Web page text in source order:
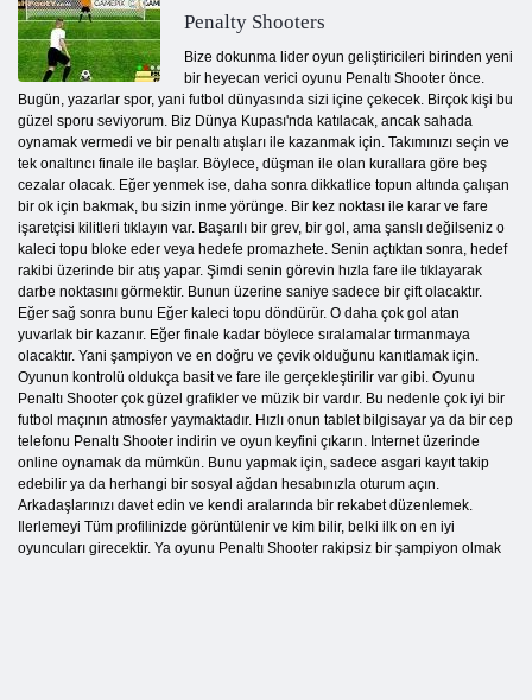
Penalty Shooters
Bize dokunma lider oyun geliştiricileri birinden yeni
bir heyecan verici oyunu Penaltı Shooter önce.
Bugün, yazarlar spor, yani futbol dünyasında sizi içine çekecek. Birçok kişi bu
güzel sporu seviyorum. Biz Dünya Kupası'nda katılacak, ancak sahada
oynamak vermedi ve bir penaltı atışları ile kazanmak için. Takımınızı seçin ve
tek onaltıncı finale ile başlar. Böylece, düşman ile olan kurallara göre beş
cezalar olacak. Eğer yenmek ise, daha sonra dikkatlice topun altında çalışan
bir ok için bakmak, bu sizin inme yörünge. Bir kez noktası ile karar ve fare
işaretçisi kilitleri tıklayın var. Başarılı bir grev, bir gol, ama şanslı değilseniz o
kaleci topu bloke eder veya hedefe promazhete. Senin açtıktan sonra, hedef
rakibi üzerinde bir atış yapar. Şimdi senin görevin hızla fare ile tıklayarak
darbe noktasını görmektir. Bunun üzerine saniye sadece bir çift olacaktır.
Eğer sağ sonra bunu Eğer kaleci topu döndürür. O daha çok gol atan
yuvarlak bir kazanır. Eğer finale kadar böylece sıralamalar tırmanmaya
olacaktır. Yani şampiyon ve en doğru ve çevik olduğunu kanıtlamak için.
Oyunun kontrolü oldukça basit ve fare ile gerçekleştirilir var gibi. Oyunu
Penaltı Shooter çok güzel grafikler ve müzik bir vardır. Bu nedenle çok iyi bir
futbol maçının atmosfer yaymaktadır. Hızlı onun tablet bilgisayar ya da bir cep
telefonu Penaltı Shooter indirin ve oyun keyfini çıkarın. Internet üzerinde
online oynamak da mümkün. Bunu yapmak için, sadece asgari kayıt takip
edebilir ya da herhangi bir sosyal ağdan hesabınızla oturum açın.
Arkadaşlarınızı davet edin ve kendi aralarında bir rekabet düzenlemek.
Ilerlemeyi Tüm profilinizde görüntülenir ve kim bilir, belki ilk on en iyi
oyuncuları girecektir. Ya oyunu Penaltı Shooter rakipsiz bir şampiyon olmak